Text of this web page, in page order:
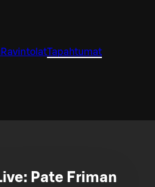
RavintolatTapahtumat
Pate Friman